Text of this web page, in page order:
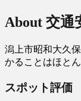
About 交通
潟上市昭和大久
かることはほとん
スポット評価